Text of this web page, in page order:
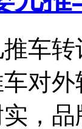
车
对
，品